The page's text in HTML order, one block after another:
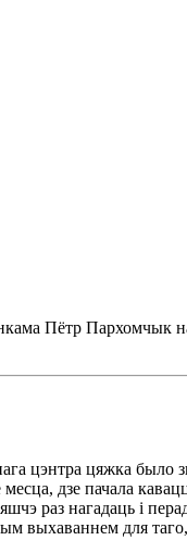
Пётр Пархомчык
цэнтра цяжка было
дзе пачала
раз нагадаць і
выхаваннем для